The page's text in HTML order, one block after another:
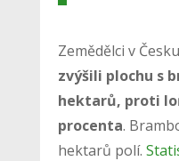
Zemědělci v
zvýšili plochu s
hektarů, proti
procenta.
hektarů polí.